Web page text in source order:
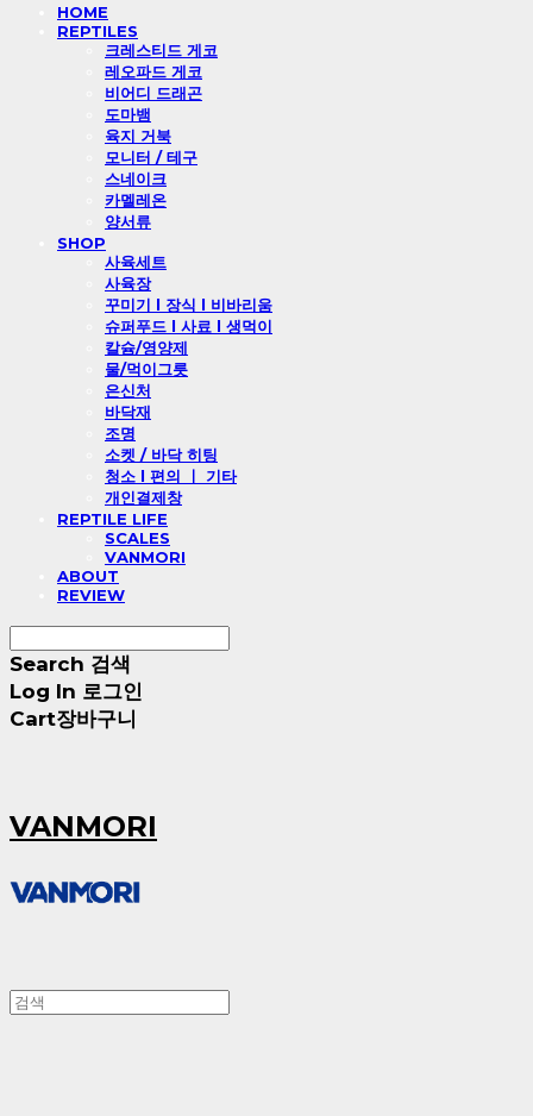
HOME
REPTILES
크레스티드 게코
레오파드 게코
비어디 드래곤
도마뱀
육지 거북
모니터 / 테구
스네이크
카멜레온
양서류
SHOP
사육세트
사육장
꾸미기 l 장식 l 비바리움
슈퍼푸드 l 사료 l 생먹이
칼슘/영양제
물/먹이그릇
은신처
바닥재
조명
소켓 / 바닥 히팅
청소 l 편의 ㅣ 기타
개인결제창
REPTILE LIFE
SCALES
VANMORI
ABOUT
REVIEW
Search 검색
Log In 로그인
Cart장바구니
VANMORI